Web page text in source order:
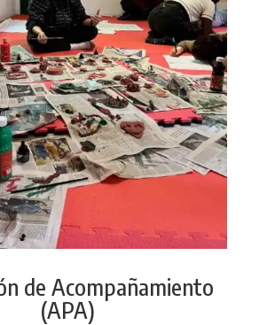
de Acompañamiento
(APA)